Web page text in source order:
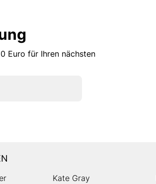
Euro für Ihren nächsten
Kate Gray